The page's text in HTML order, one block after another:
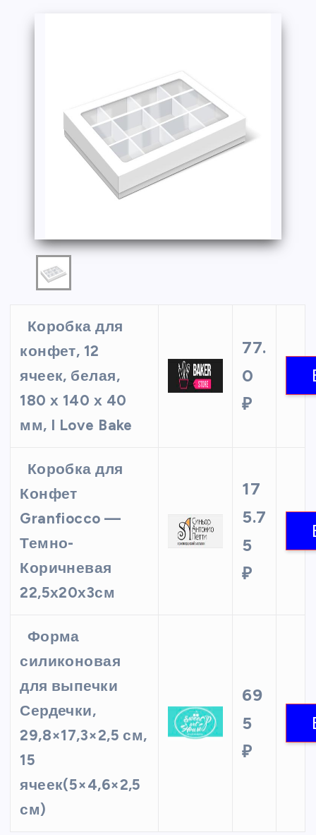
Коробка для
конфет, 12
ячеек, белая,
180 х 140 х 40
мм, I Love Bake
77.
0
₽
Коробка для
Конфет
Granfiocco —
Темно-
Коричневая
22,5х20х3см
17
5.7
5
₽
Форма
силиконовая
для выпечки
Сердечки,
29,8×17,3×2,5 см,
15
ячеек(5×4,6×2,5
см)
69
5
₽